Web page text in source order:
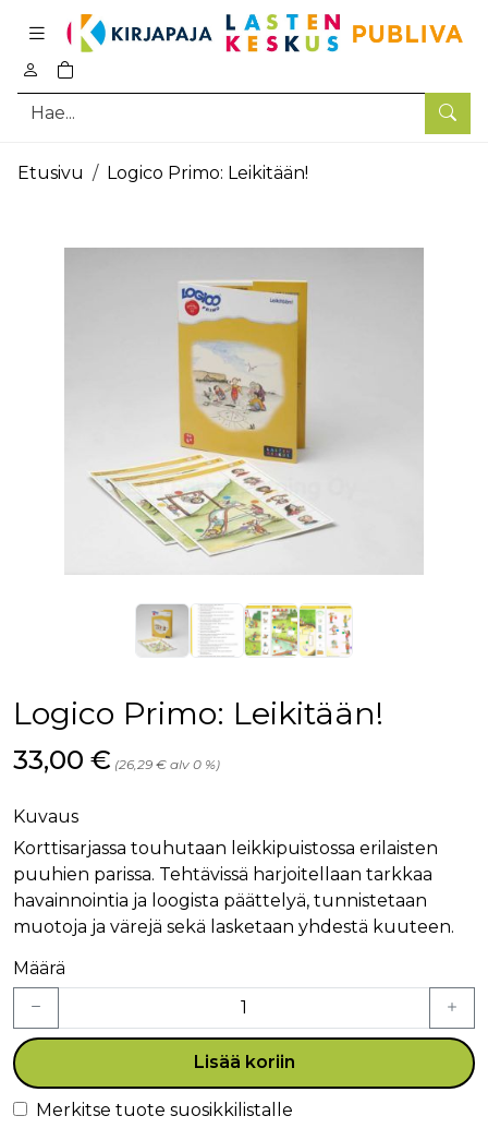
Hae
0
tuotetta ostoskorissa
Pääsisältö
Etusivu Logico Primo: Leikitään!
Logico Primo: Leikitään!
Hinta nyt
33,00 € (26,29 € alv 0 %)
Kuvaus
Korttisarjassa touhutaan leikkipuistossa erilaisten
puuhien parissa. Tehtävissä harjoitellaan tarkkaa
havainnointia ja loogista päättelyä, tunnistetaan
muotoja ja värejä sekä lasketaan yhdestä kuuteen.
Määrä
Lisää koriin
Merkitse tuote suosikkilistalle